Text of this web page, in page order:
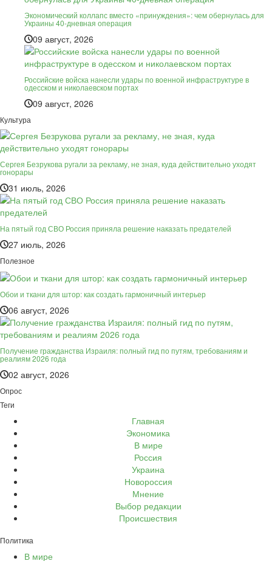
Экономический коллапс вместо «принуждения»: чем обернулась для
Украины 40-дневная операция
09 август, 2026
Российские войска нанесли удары по военной инфраструктуре в
одесском и николаевском портах
09 август, 2026
Культура
Сергея Безрукова ругали за рекламу, не зная, куда действительно уходят
гонорары
31 июль, 2026
На пятый год СВО Россия приняла решение наказать предателей
27 июль, 2026
Полезное
Обои и ткани для штор: как создать гармоничный интерьер
06 август, 2026
Получение гражданства Израиля: полный гид по путям, требованиям и
реалиям 2026 года
02 август, 2026
Опрос
Теги
Главная
Экономика
В мире
Россия
Украина
Новороссия
Мнение
Выбор редакции
Происшествия
Политика
В мире